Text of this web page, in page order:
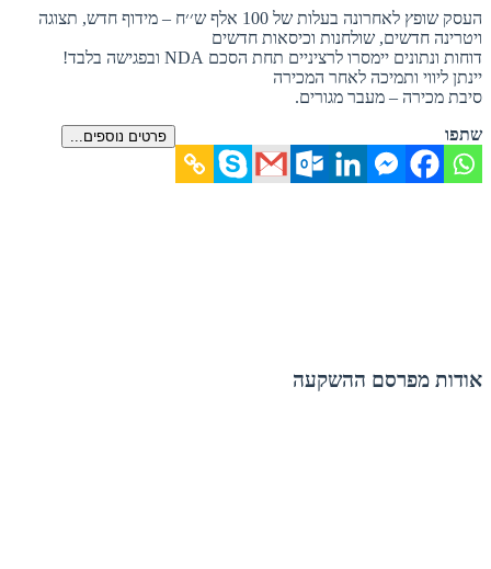
העסק שופץ לאחרונה בעלות של 100 אלף ש׳׳ח – מידוף חדש, תצוגה
ויטרינה חדשים, שולחנות וכיסאות חדשים
דוחות ונתונים יימסרו לרציניים תחת הסכם NDA ובפגישה בלבד!
יינתן ליווי ותמיכה לאחר המכירה
סיבת מכירה – מעבר מגורים.
שתפו
פרטים נוספים...
אודות מפרסם ההשקעה